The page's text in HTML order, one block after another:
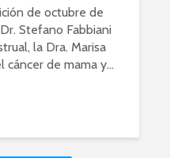
de octubre de
Stefano Fabbiani
la Dra. Marisa
cáncer de mama y...